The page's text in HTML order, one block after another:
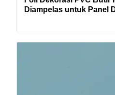
Diampelas untuk Panel